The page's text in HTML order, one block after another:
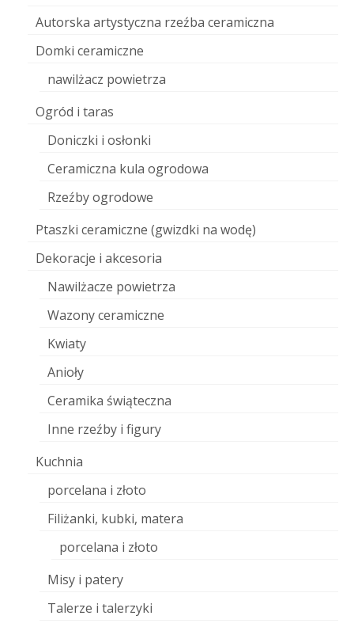
Autorska artystyczna rzeźba ceramiczna
Domki ceramiczne
nawilżacz powietrza
Ogród i taras
Doniczki i osłonki
Ceramiczna kula ogrodowa
Rzeźby ogrodowe
Ptaszki ceramiczne (gwizdki na wodę)
Dekoracje i akcesoria
Nawilżacze powietrza
Wazony ceramiczne
Kwiaty
Anioły
Ceramika świąteczna
Inne rzeźby i figury
Kuchnia
porcelana i złoto
Filiżanki, kubki, matera
porcelana i złoto
Misy i patery
Talerze i talerzyki